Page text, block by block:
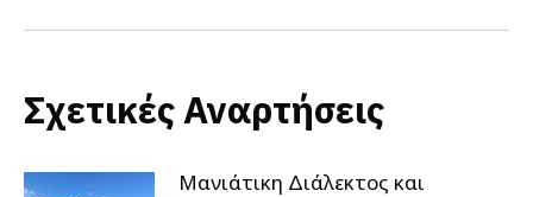
Σχετικές Αναρτήσεις
Μανιάτικη Διάλεκτος και